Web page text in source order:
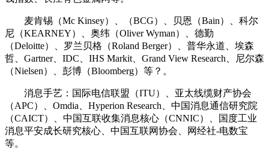
麦肯锡（Mc Kinsey）、（BCG）、贝恩（Bain）、科尔
尼（KEARNEY）、奥纬（Oliver Wyman）、德勤
（Deloitte）、罗兰贝格（Roland Berger）、普华永道、埃森
哲、Gartner、IDC、IHS Markit、Grand View Research、尼尔森
（Nielsen）、彭博（Bloomberg）等？。
消息手艺：国际电信联盟（ITU）、亚太线缆财产协会
（APC）、Omdia、Hyperion Research、中国消息通信研究院
（CAICT）、中国互联收集消息核心（CNNIC）、国度工业
消息平安成长研究核心、中国互联网协会、网经社-电数宝
等。